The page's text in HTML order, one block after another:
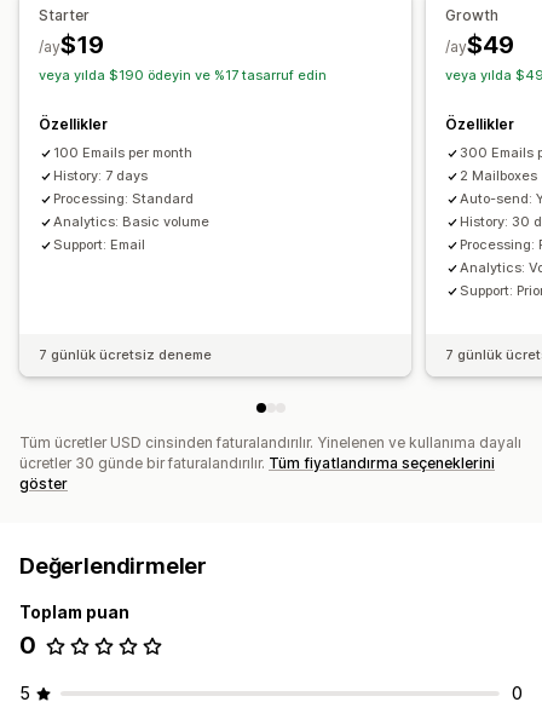
Çoklu mağaza
Starter
$19
/ay
veya yılda $190 ödeyin ve %17 tasarruf edin
Özellikler
100 Emails per month
History: 7 days
Processing: Standard
Analytics: Basic volume
Support: Email
7 günlük ücretsiz deneme
Growth
$49
/ay
veya yılda
Özellikler
300 Emails
2 Mailboxes
Auto-send:
History: 30
Processing:
Analytics:
Support:
7 günlük
Tüm ücretler USD cinsinden faturalandırılır. Yinelenen ve kullanıma dayalı
ücretler 30 günde bir faturalandırılır. Tüm fiyatlandırma seçeneklerini
göster
Değerlendirmeler
Toplam puan
0
5 0